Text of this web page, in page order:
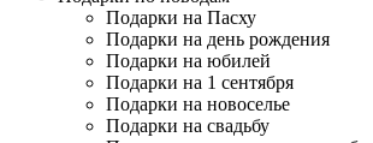
Подарки на Пасху
Подарки на день рождения
Подарки на юбилей
Подарки на 1 сентября
Подарки на новоселье
Подарки на свадьбу